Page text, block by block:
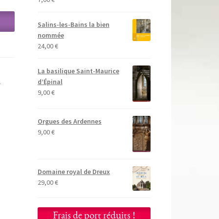
Salins-les-Bains la bien
nommée
24,00€
La basilique Saint-Maurice
d’Épinal
9,00€
Orgues des Ardennes
9,00€
Domaine royal de Dreux
29,00€
Frais de port réduits !